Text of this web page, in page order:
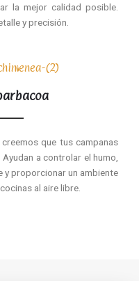
la mejor calidad posible.
y precisión.
que tus campanas
a controlar el humo,
y proporcionar un ambiente
al aire libre.